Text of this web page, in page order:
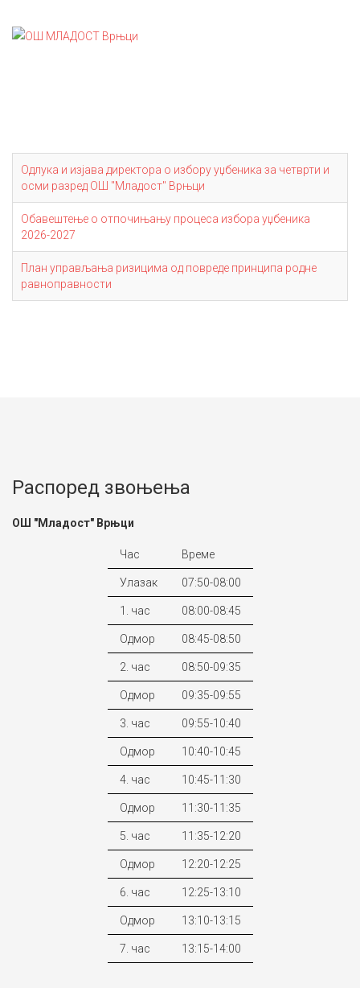
Одлука и изјава директора о избору уџбеника за четврти и
осми разред ОШ "Младост" Врњци
Обавештење о отпочињању процеса избора уџбеника
2026-2027
План управљања ризицима од повреде принципа родне
равноправности
Распоред звоњења
ОШ "Младост" Врњци
Час Време
Улазак 07:50-08:00
1. час 08:00-08:45
Одмор 08:45-08:50
2. час 08:50-09:35
Одмор 09:35-09:55
3. час 09:55-10:40
Одмор 10:40-10:45
4. час 10:45-11:30
Одмор 11:30-11:35
5. час 11:35-12:20
Одмор 12:20-12:25
6. час 12:25-13:10
Одмор 13:10-13:15
7. час 13:15-14:00